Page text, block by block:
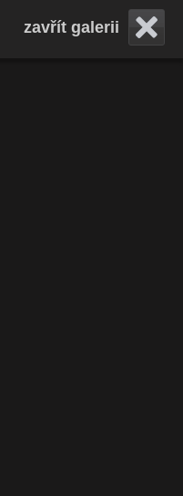
zavřít galerii